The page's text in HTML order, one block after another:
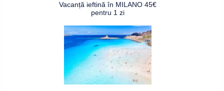
Vacanță ieftină în MILANO 45€
pentru 1 zi